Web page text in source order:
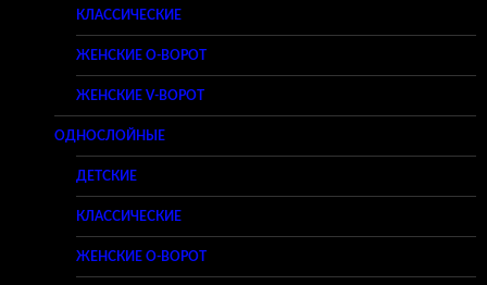
КЛАССИЧЕСКИЕ
ЖЕНСКИЕ O-ВОРОТ
ЖЕНСКИЕ V-ВОРОТ
ОДНОСЛОЙНЫЕ
ДЕТСКИЕ
КЛАССИЧЕСКИЕ
ЖЕНСКИЕ O-ВОРОТ